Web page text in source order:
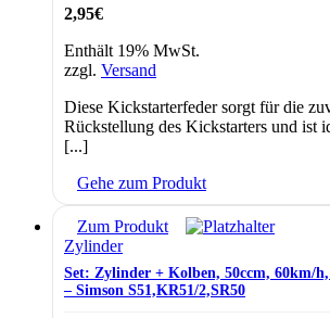
2,95€
Enthält 19% MwSt.
zzgl. Versand
Diese Kickstarterfeder sorgt für die
Rückstellung des Kickstarters und ist
[...]
Gehe zum Produkt
Zum Produkt
Zylinder
Set: Zylinder + Kolben, 50ccm, 60km/
– Simson S51,KR51/2,SR50